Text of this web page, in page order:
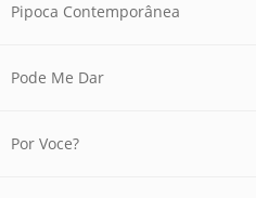
Pipoca Contemporânea
Pode Me Dar
Por Voce?